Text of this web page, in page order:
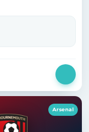
Arsenal